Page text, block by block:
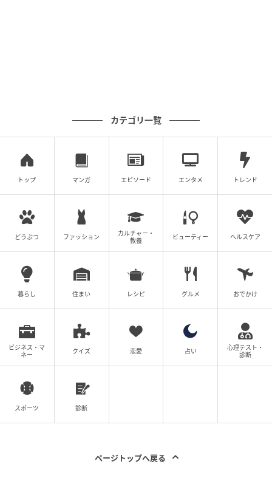
生田斗真さんは、2025年2月には主演を務めたNetflix
『ゲキ×
シネ「バサラオ」』
が公開。さらに、芸能生活30周年
の節目となる2026年1月には、デジタルシングル 『ス
ーパーロマンス』で本格的に歌手デビューを果たすな
ど、まさに「俳優」という枠を超えたアーティストと
しての進化が止まりません。
を牽引しています。2025年放送の主演ドラマ
『119エ
マージェンシーコール』
シリーズでは、消防局の通信
指令センターの指令管制員という新境地を開拓。映画
界でも、2026年5月公開の『箱の中の羊』
をはじめ、7
月公開の
『キングダム 魂の決戦』
では人気キャラクタ
ー・羌瘣役として続投。さらに12月には、
ディズニー＆ピクサー作品
声の出演など、ジャンルを問わず放たれる清野さんの
輝きは、多くの観客を魅了し続けています。
「俳優業に邁進して参りたい」。あの初夏に誓った言
カテゴリ一覧
トップ マンガ エピソード エンタメ トレンド
どうぶつ ファッション
カルチャー・
教養
ビューティー ヘルスケア
暮らし 住まい レシピ グルメ おでかけ
ビジネス・マ
ネー
クイズ 恋愛 占い
心理テスト・
診断
スポーツ 診断
ページトップへ戻る